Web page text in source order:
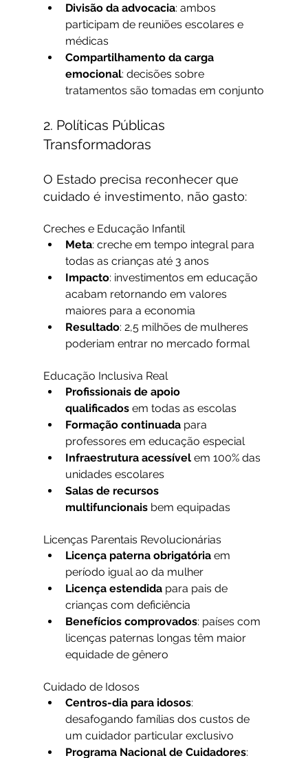
Divisão da advocacia: ambos
participam de reuniões escolares e
médicas
Compartilhamento da carga
emocional: decisões sobre
tratamentos são tomadas em conjunto
2. Políticas Públicas
Transformadoras
O Estado precisa reconhecer que
cuidado é investimento, não gasto:
Creches e Educação Infantil
Meta: creche em tempo integral para
todas as crianças até 3 anos
Impacto: investimentos em educação
acabam retornando em valores
maiores para a economia
Resultado: 2,5 milhões de mulheres
poderiam entrar no mercado formal
Educação Inclusiva Real
Profissionais de apoio
qualificados em todas as escolas
Formação continuada para
professores em educação especial
Infraestrutura acessível em 100% das
unidades escolares
Salas de recursos
multifuncionais bem equipadas
Licenças Parentais Revolucionárias
Licença paterna obrigatória em
período igual ao da mulher
Licença estendida para pais de
crianças com deficiência
Benefícios comprovados: países com
licenças paternas longas têm maior
equidade de gênero
Cuidado de Idosos
Centros-dia para idosos:
desafogando famílias dos custos de
um cuidador particular exclusivo
Programa Nacional de Cuidadores: